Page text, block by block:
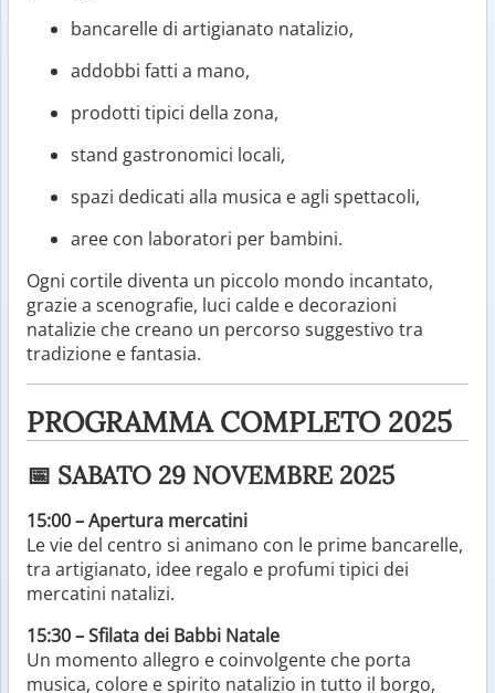
bancarelle di artigianato natalizio,
addobbi fatti a mano,
prodotti tipici della zona,
stand gastronomici locali,
spazi dedicati alla musica e agli spettacoli,
aree con laboratori per bambini.
Ogni cortile diventa un piccolo mondo incantato,
grazie a scenografie, luci calde e decorazioni
natalizie che creano un percorso suggestivo tra
tradizione e fantasia.
PROGRAMMA COMPLETO 2025
📅 SABATO 29 NOVEMBRE 2025
15:00 – Apertura mercatini
Le vie del centro si animano con le prime bancarelle,
tra artigianato, idee regalo e profumi tipici dei
mercatini natalizi.
15:30 – Sfilata dei Babbi Natale
Un momento allegro e coinvolgente che porta
musica, colore e spirito natalizio in tutto il borgo,